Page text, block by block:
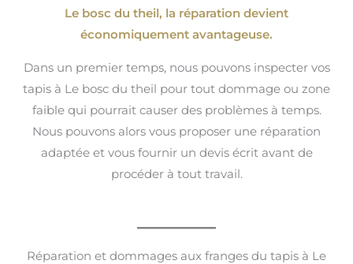
Le bosc du theil, la réparation devient
économiquement avantageuse.
Dans un premier temps, nous pouvons inspecter vos
tapis à Le bosc du theil pour tout dommage ou zone
faible qui pourrait causer des problèmes à temps.
Nous pouvons alors vous proposer une réparation
adaptée et vous fournir un devis écrit avant de
procéder à tout travail.
Réparation et dommages aux franges du tapis à Le